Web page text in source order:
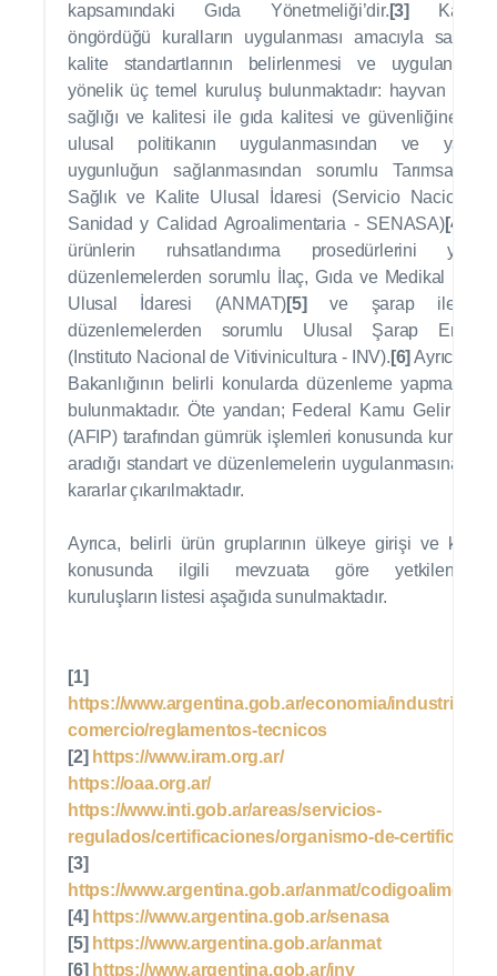
kapsamındaki Gıda Yönetmeliği’dir. [3]
öngördüğü kuralların uygulanması amacıyla sağlık
kalite standartlarının belirlenmesi ve
yönelik üç temel kuruluş bulunmaktadır: hayvan ve
sağlığı ve kalitesi ile gıda kalitesi ve güvenliğine
ulusal politikanın uygulanmasından ve
uygunluğun sağlanmasından sorumlu Tarımsal
Sağlık ve Kalite Ulusal İdaresi (Servicio Nacional
Sanidad y Calidad Agroalimentaria - SENASA)[4]
ürünlerin ruhsatlandırma prosedürlerini
düzenlemelerden sorumlu İlaç, Gıda ve Medikal
Ulusal İdaresi (ANMAT)[5] ve şarap ile
düzenlemelerden sorumlu Ulusal Şarap
(Instituto Nacional de Vitivinicultura - INV). [6] Ayrıca
Bakanlığının belirli konularda düzenleme yapma
bulunmaktadır. Öte yandan; Federal Kamu Gelir
(AFIP) tarafından gümrük işlemleri konusunda
aradığı standart ve düzenlemelerin uygulanmasına
kararlar çıkarılmaktadır.
Ayrıca, belirli ürün gruplarının ülkeye girişi ve
konusunda ilgili mevzuata göre
kuruluşların listesi aşağıda sunulmaktadır.
[1]
https://www.argentina.gob.ar/economia/industria-y-
comercio/reglamentos-tecnicos
[2] https://www.iram.org.ar/
https://oaa.org.ar/
https://www.inti.gob.ar/areas/servicios-
regulados/certificaciones/organismo-de-
[3]
https://www.argentina.gob.ar/anmat/
[4] https://www.argentina.gob.ar/senasa
[5] https://www.argentina.gob.ar/anmat
[6] https://www.argentina.gob.ar/inv